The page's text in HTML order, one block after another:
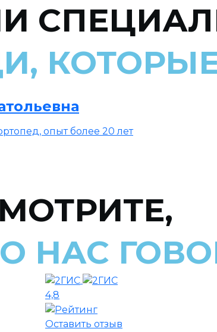
опыт более 20 лет
НАС
4,8
Оставить отзыв